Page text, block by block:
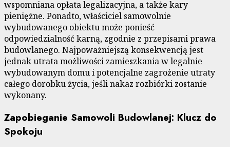
wspomniana opłata legalizacyjna, a także kary
pieniężne. Ponadto, właściciel samowolnie
wybudowanego obiektu może ponieść
odpowiedzialność karną, zgodnie z przepisami prawa
budowlanego. Najpoważniejszą konsekwencją jest
jednak utrata możliwości zamieszkania w legalnie
wybudowanym domu i potencjalne zagrożenie utraty
całego dorobku życia, jeśli nakaz rozbiórki zostanie
wykonany.
Zapobieganie Samowoli Budowlanej: Klucz do
Spokoju